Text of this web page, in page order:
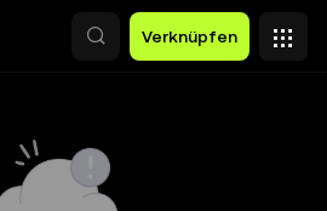
Verknüpfen